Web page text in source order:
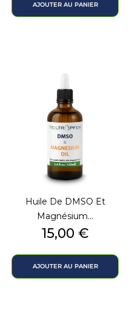
AJOUTER AU PANIER
Huile De DMSO Et
Magnésium...
Prix
15,00 €
AJOUTER AU PANIER